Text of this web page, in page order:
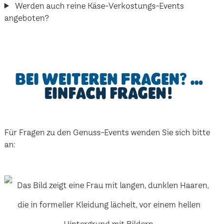
Werden auch reine Käse-Verkostungs-Events
angeboten?
Bei weiteren Fragen? …
einfach fragen!
Für Fragen zu den Genuss-Events wenden Sie sich bitte
an: